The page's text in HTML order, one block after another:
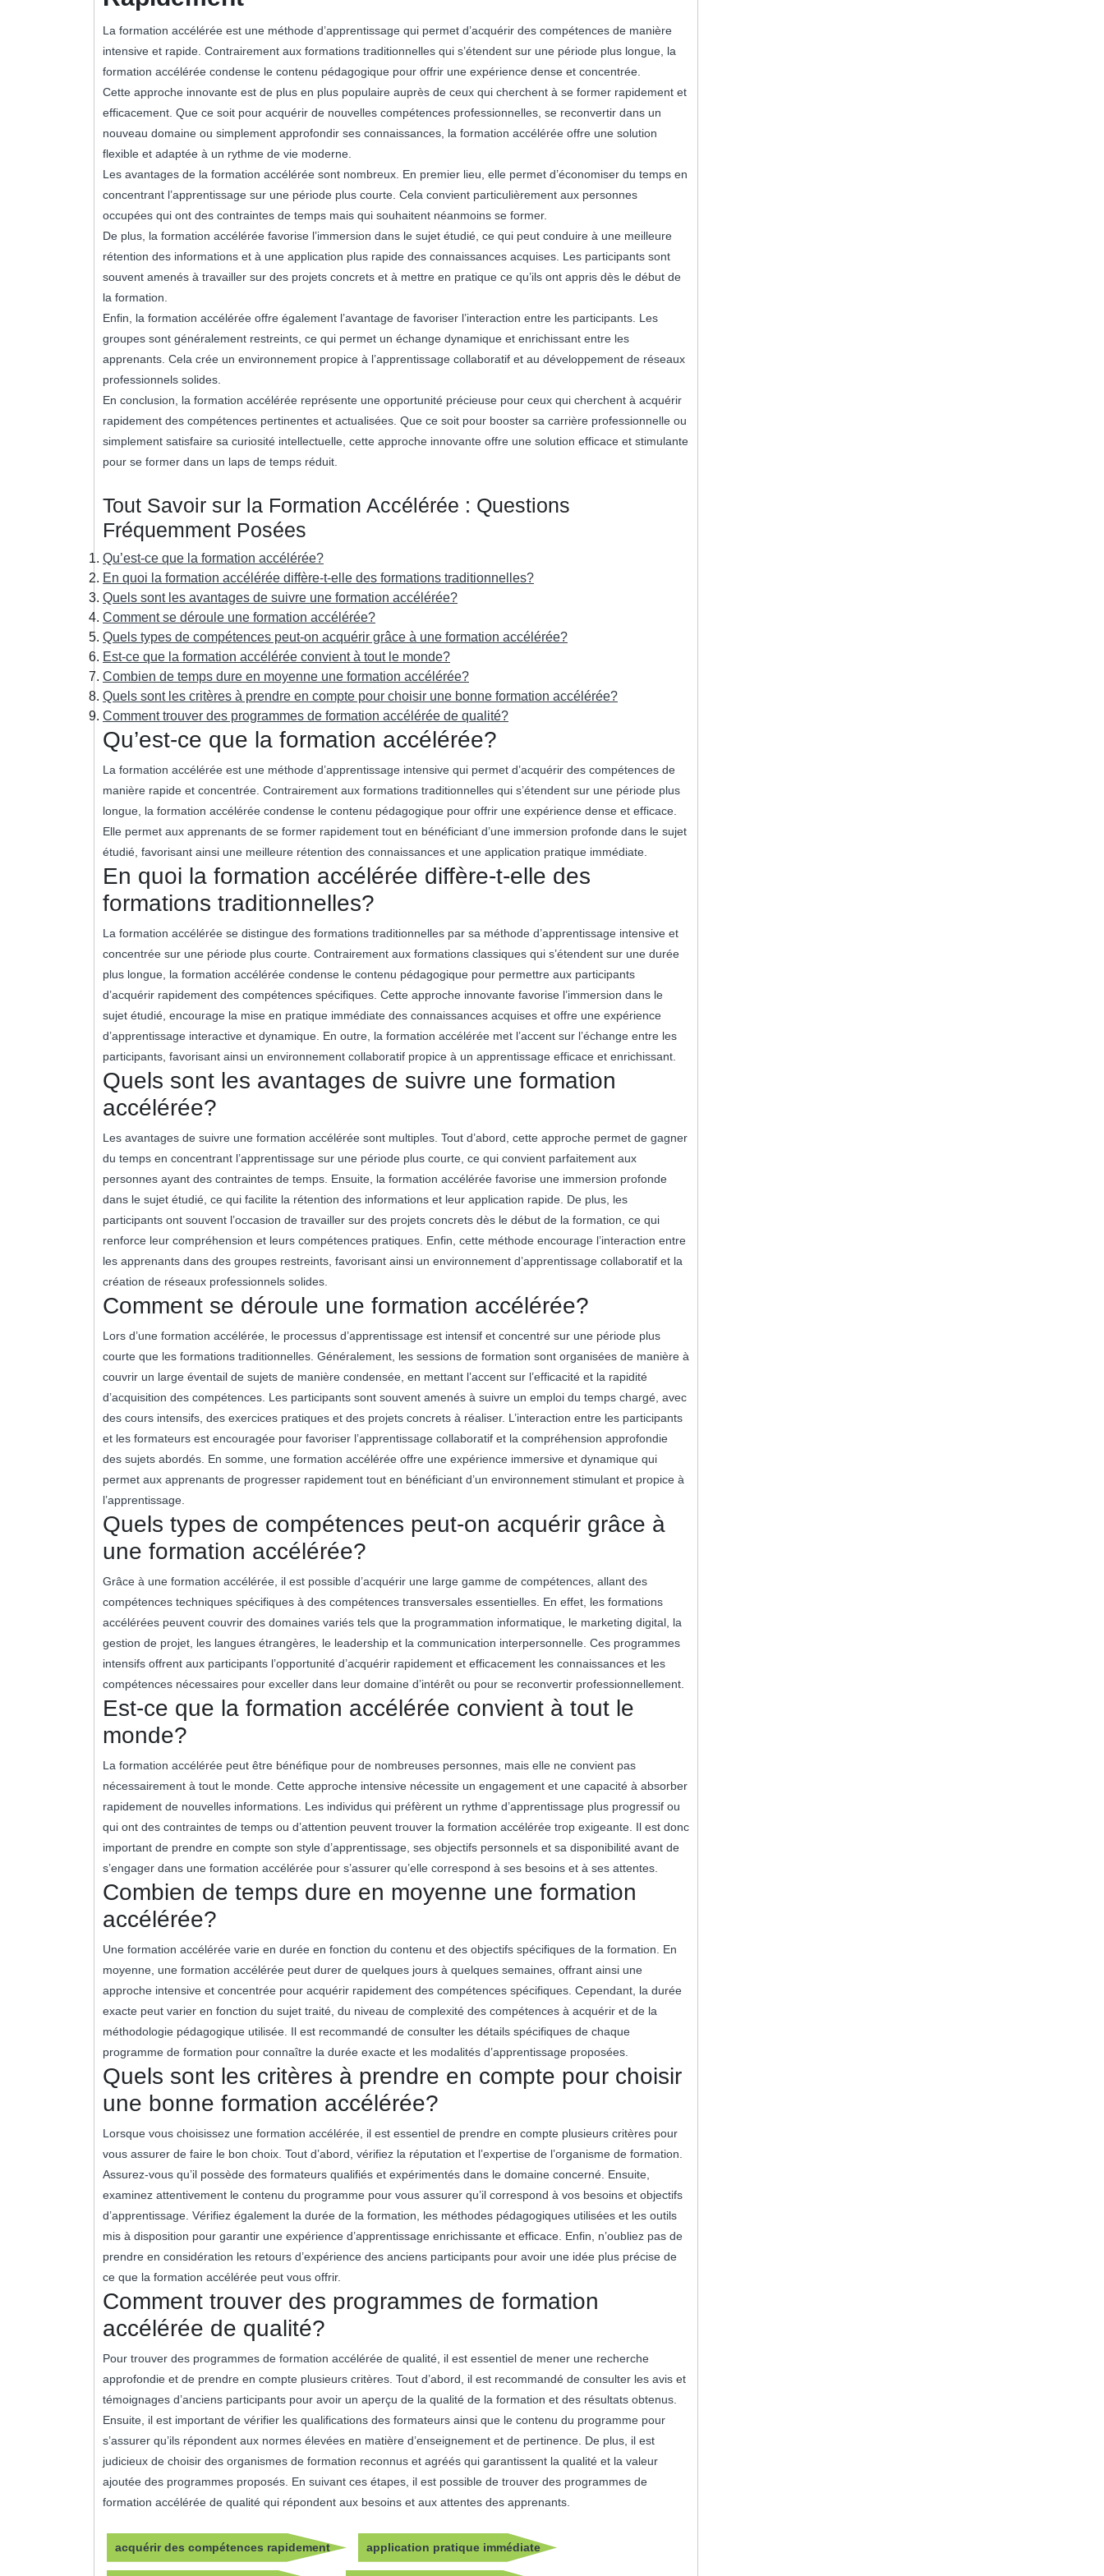
La formation accélérée est une méthode d’apprentissage qui permet d’acquérir des compétences de manière
intensive et rapide. Contrairement aux formations traditionnelles qui s’étendent sur une période plus longue, la
formation accélérée condense le contenu pédagogique pour offrir une expérience dense et concentrée.
Cette approche innovante est de plus en plus populaire auprès de ceux qui cherchent à se former rapidement et
efficacement. Que ce soit pour acquérir de nouvelles compétences professionnelles, se reconvertir dans un
nouveau domaine ou simplement approfondir ses connaissances, la formation accélérée offre une solution
flexible et adaptée à un rythme de vie moderne.
Les avantages de la formation accélérée sont nombreux. En premier lieu, elle permet d’économiser du temps en
concentrant l’apprentissage sur une période plus courte. Cela convient particulièrement aux personnes
occupées qui ont des contraintes de temps mais qui souhaitent néanmoins se former.
De plus, la formation accélérée favorise l’immersion dans le sujet étudié, ce qui peut conduire à une meilleure
rétention des informations et à une application plus rapide des connaissances acquises. Les participants sont
souvent amenés à travailler sur des projets concrets et à mettre en pratique ce qu’ils ont appris dès le début de
la formation.
Enfin, la formation accélérée offre également l’avantage de favoriser l’interaction entre les participants. Les
groupes sont généralement restreints, ce qui permet un échange dynamique et enrichissant entre les
apprenants. Cela crée un environnement propice à l’apprentissage collaboratif et au développement de réseaux
professionnels solides.
En conclusion, la formation accélérée représente une opportunité précieuse pour ceux qui cherchent à acquérir
rapidement des compétences pertinentes et actualisées. Que ce soit pour booster sa carrière professionnelle ou
simplement satisfaire sa curiosité intellectuelle, cette approche innovante offre une solution efficace et stimulante
pour se former dans un laps de temps réduit.
Tout Savoir sur la Formation Accélérée : Questions
Fréquemment Posées
Qu’est-ce que la formation accélérée?
En quoi la formation accélérée diffère-t-elle des formations traditionnelles?
Quels sont les avantages de suivre une formation accélérée?
Comment se déroule une formation accélérée?
Quels types de compétences peut-on acquérir grâce à une formation accélérée?
Est-ce que la formation accélérée convient à tout le monde?
Combien de temps dure en moyenne une formation accélérée?
Quels sont les critères à prendre en compte pour choisir une bonne formation accélérée?
Comment trouver des programmes de formation accélérée de qualité?
Qu’est-ce que la formation accélérée?
La formation accélérée est une méthode d’apprentissage intensive qui permet d’acquérir des compétences de
manière rapide et concentrée. Contrairement aux formations traditionnelles qui s’étendent sur une période plus
longue, la formation accélérée condense le contenu pédagogique pour offrir une expérience dense et efficace.
Elle permet aux apprenants de se former rapidement tout en bénéficiant d’une immersion profonde dans le sujet
étudié, favorisant ainsi une meilleure rétention des connaissances et une application pratique immédiate.
En quoi la formation accélérée diffère-t-elle des
formations traditionnelles?
La formation accélérée se distingue des formations traditionnelles par sa méthode d’apprentissage intensive et
concentrée sur une période plus courte. Contrairement aux formations classiques qui s’étendent sur une durée
plus longue, la formation accélérée condense le contenu pédagogique pour permettre aux participants
d’acquérir rapidement des compétences spécifiques. Cette approche innovante favorise l’immersion dans le
sujet étudié, encourage la mise en pratique immédiate des connaissances acquises et offre une expérience
d’apprentissage interactive et dynamique. En outre, la formation accélérée met l’accent sur l’échange entre les
participants, favorisant ainsi un environnement collaboratif propice à un apprentissage efficace et enrichissant.
Quels sont les avantages de suivre une formation
accélérée?
Les avantages de suivre une formation accélérée sont multiples. Tout d’abord, cette approche permet de gagner
du temps en concentrant l’apprentissage sur une période plus courte, ce qui convient parfaitement aux
personnes ayant des contraintes de temps. Ensuite, la formation accélérée favorise une immersion profonde
dans le sujet étudié, ce qui facilite la rétention des informations et leur application rapide. De plus, les
participants ont souvent l’occasion de travailler sur des projets concrets dès le début de la formation, ce qui
renforce leur compréhension et leurs compétences pratiques. Enfin, cette méthode encourage l’interaction entre
les apprenants dans des groupes restreints, favorisant ainsi un environnement d’apprentissage collaboratif et la
création de réseaux professionnels solides.
Comment se déroule une formation accélérée?
Lors d’une formation accélérée, le processus d’apprentissage est intensif et concentré sur une période plus
courte que les formations traditionnelles. Généralement, les sessions de formation sont organisées de manière à
couvrir un large éventail de sujets de manière condensée, en mettant l’accent sur l’efficacité et la rapidité
d’acquisition des compétences. Les participants sont souvent amenés à suivre un emploi du temps chargé, avec
des cours intensifs, des exercices pratiques et des projets concrets à réaliser. L’interaction entre les participants
et les formateurs est encouragée pour favoriser l’apprentissage collaboratif et la compréhension approfondie
des sujets abordés. En somme, une formation accélérée offre une expérience immersive et dynamique qui
permet aux apprenants de progresser rapidement tout en bénéficiant d’un environnement stimulant et propice à
l’apprentissage.
Quels types de compétences peut-on acquérir grâce à
une formation accélérée?
Grâce à une formation accélérée, il est possible d’acquérir une large gamme de compétences, allant des
compétences techniques spécifiques à des compétences transversales essentielles. En effet, les formations
accélérées peuvent couvrir des domaines variés tels que la programmation informatique, le marketing digital, la
gestion de projet, les langues étrangères, le leadership et la communication interpersonnelle. Ces programmes
intensifs offrent aux participants l’opportunité d’acquérir rapidement et efficacement les connaissances et les
compétences nécessaires pour exceller dans leur domaine d’intérêt ou pour se reconvertir professionnellement.
Est-ce que la formation accélérée convient à tout le
monde?
La formation accélérée peut être bénéfique pour de nombreuses personnes, mais elle ne convient pas
nécessairement à tout le monde. Cette approche intensive nécessite un engagement et une capacité à absorber
rapidement de nouvelles informations. Les individus qui préfèrent un rythme d’apprentissage plus progressif ou
qui ont des contraintes de temps ou d’attention peuvent trouver la formation accélérée trop exigeante. Il est donc
important de prendre en compte son style d’apprentissage, ses objectifs personnels et sa disponibilité avant de
s’engager dans une formation accélérée pour s’assurer qu’elle correspond à ses besoins et à ses attentes.
Combien de temps dure en moyenne une formation
accélérée?
Une formation accélérée varie en durée en fonction du contenu et des objectifs spécifiques de la formation. En
moyenne, une formation accélérée peut durer de quelques jours à quelques semaines, offrant ainsi une
approche intensive et concentrée pour acquérir rapidement des compétences spécifiques. Cependant, la durée
exacte peut varier en fonction du sujet traité, du niveau de complexité des compétences à acquérir et de la
méthodologie pédagogique utilisée. Il est recommandé de consulter les détails spécifiques de chaque
programme de formation pour connaître la durée exacte et les modalités d’apprentissage proposées.
Quels sont les critères à prendre en compte pour choisir
une bonne formation accélérée?
Lorsque vous choisissez une formation accélérée, il est essentiel de prendre en compte plusieurs critères pour
vous assurer de faire le bon choix. Tout d’abord, vérifiez la réputation et l’expertise de l’organisme de formation.
Assurez-vous qu’il possède des formateurs qualifiés et expérimentés dans le domaine concerné. Ensuite,
examinez attentivement le contenu du programme pour vous assurer qu’il correspond à vos besoins et objectifs
d’apprentissage. Vérifiez également la durée de la formation, les méthodes pédagogiques utilisées et les outils
mis à disposition pour garantir une expérience d’apprentissage enrichissante et efficace. Enfin, n’oubliez pas de
prendre en considération les retours d’expérience des anciens participants pour avoir une idée plus précise de
ce que la formation accélérée peut vous offrir.
Comment trouver des programmes de formation
accélérée de qualité?
Pour trouver des programmes de formation accélérée de qualité, il est essentiel de mener une recherche
approfondie et de prendre en compte plusieurs critères. Tout d’abord, il est recommandé de consulter les avis et
témoignages d’anciens participants pour avoir un aperçu de la qualité de la formation et des résultats obtenus.
Ensuite, il est important de vérifier les qualifications des formateurs ainsi que le contenu du programme pour
s’assurer qu’ils répondent aux normes élevées en matière d’enseignement et de pertinence. De plus, il est
judicieux de choisir des organismes de formation reconnus et agréés qui garantissent la qualité et la valeur
ajoutée des programmes proposés. En suivant ces étapes, il est possible de trouver des programmes de
formation accélérée de qualité qui répondent aux besoins et aux attentes des apprenants.
acquérir des compétences rapidement application pratique immédiate